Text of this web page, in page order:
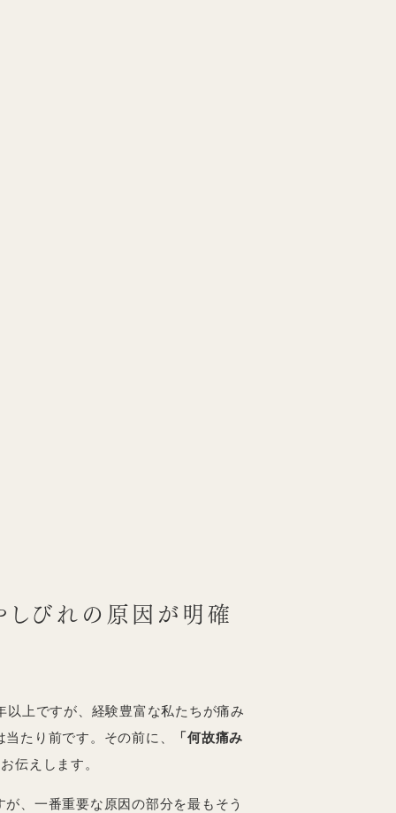
びれの 原因が明確
以上ですが、経験豊富な私たちが痛み
たり前です。その前に、
「何故痛み
伝えします。
、一番重要な原因の部分を最もそう